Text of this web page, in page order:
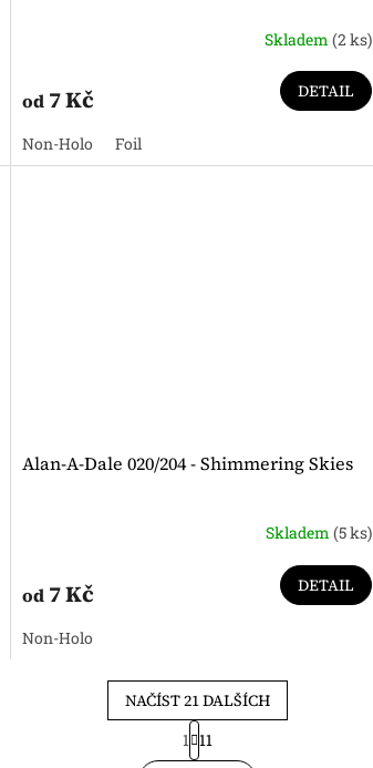
Skladem (2 ks)
od 7 Kč DETAIL
Non-Holo Foil
Alan-A-Dale 020/204 - Shimmering Skies
Skladem (5 ks)
od 7 Kč DETAIL
Non-Holo
O
NAČÍST 21 DALŠÍCH
S
t
1 11